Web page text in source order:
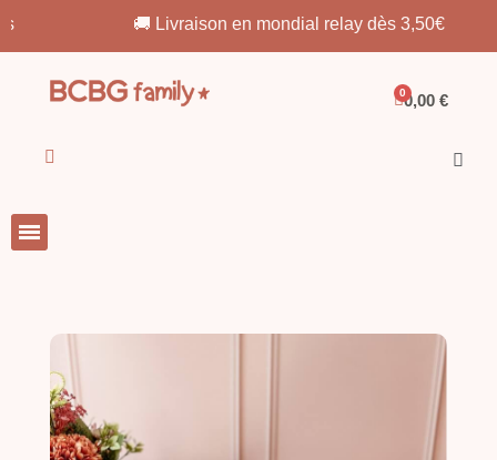
🚚 Livraison en mondial relay dès 3,50€
0,00 €